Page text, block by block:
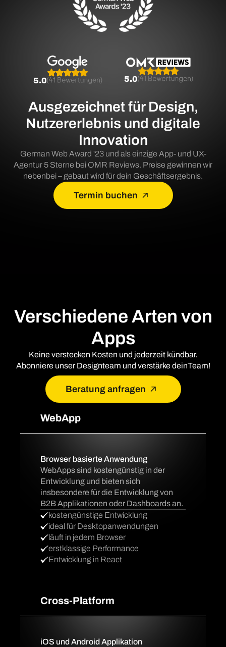
5.0 5.0
Ausgezeichnet für Design,
Nutzererlebnis und digitale
Innovation
German Web Award '23 und als einzige App- und UX-
Agentur 5 Sterne bei OMR Reviews. Preise gewinnen wir
nebenbei – gebaut wird für dein Geschäftsergebnis.
Termin buchen
Verschiedene Arten von
Apps
Keine verstecken Kosten und jederzeit kündbar.
Abonniere unser Designteam und verstärke deinTeam!
Beratung anfragen
WebApp
Browser basierte Anwendung
WebApps sind kostengünstig in der
Entwicklung und bieten sich
insbesondere für die Entwicklung von
B2B Applikationen oder Dashboards an.
kostengünstige Entwicklung
ideal für Desktopanwendungen
läuft in jedem Browser
erstklassige Performance
Entwicklung in React
Cross-Platform
iOS und Android Applikation